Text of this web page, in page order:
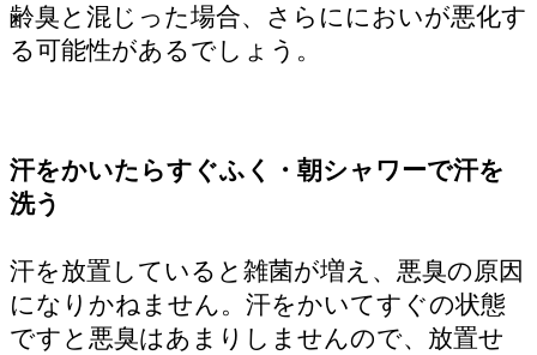
齢臭と混じった場合、さらににおいが悪化す
る可能性があるでしょう。
汗をかいたらすぐふく・朝シャワーで汗を
洗う
汗を放置していると雑菌が増え、悪臭の原因
になりかねません。汗をかいてすぐの状態
ですと悪臭はあまりしませんので、放置せ